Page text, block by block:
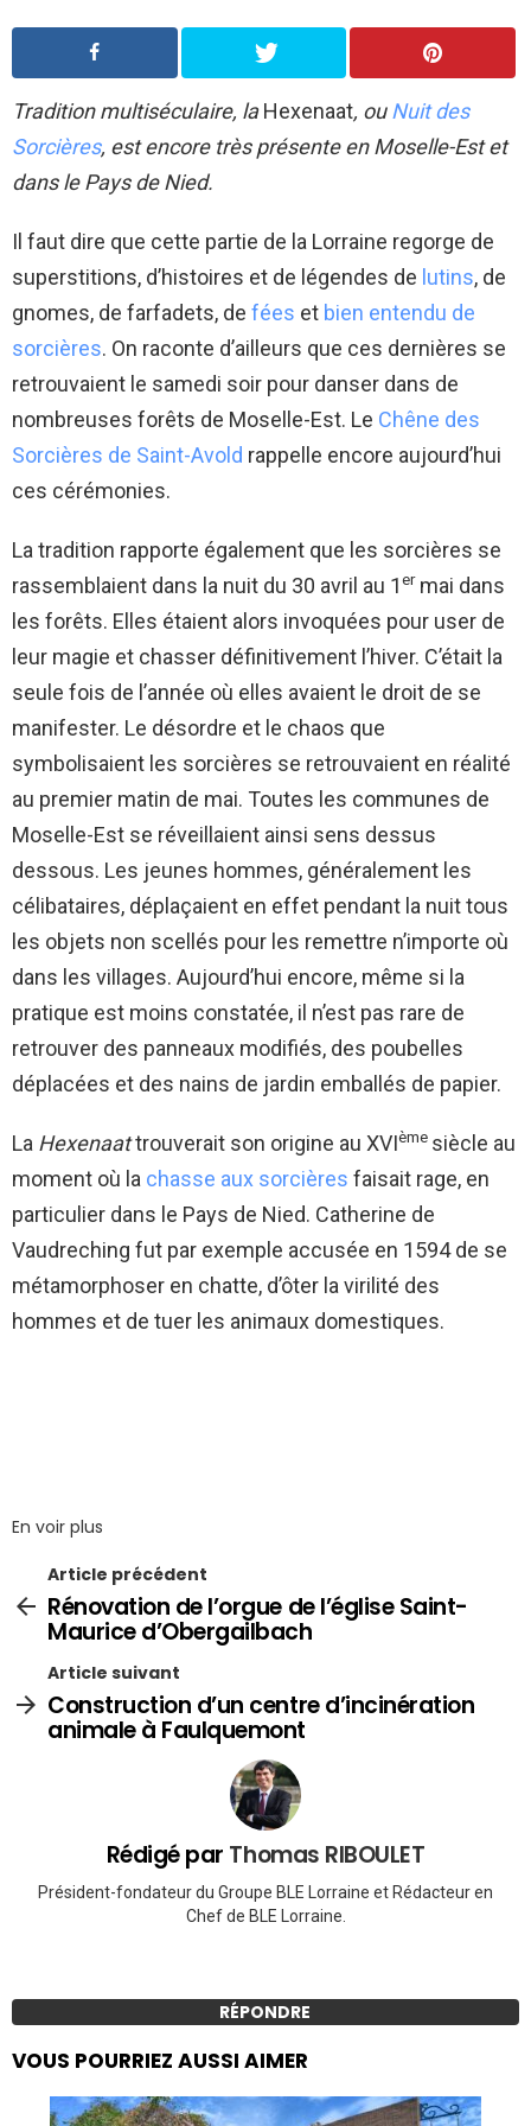
Tradition multiséculaire, laHexenaat, ouNuit des
Sorcières, est encore très présente en Moselle-Est et
dans le Pays de Nied.
Il faut dire que cette partie de la Lorraine regorge de
superstitions, d’histoires et de légendes de lutins, de
gnomes, de farfadets, de fées et bien entendu de
sorcières. On raconte d’ailleurs que ces dernières se
retrouvaient le samedi soir pour danser dans de
nombreuses forêts de Moselle-Est. Le Chêne des
Sorcières de Saint-Avold rappelle encore aujourd’hui
ces cérémonies.
La tradition rapporte également que les sorcières se
rassemblaient dans la nuit du 30 avril au 1ermai dans
les forêts. Elles étaient alors invoquées pour user de
leur magie et chasser définitivement l’hiver. C’était la
seule fois de l’année où elles avaient le droit de se
manifester. Le désordre et le chaos que
symbolisaient les sorcières se retrouvaient en réalité
au premier matin de mai. Toutes les communes de
Moselle-Est se réveillaient ainsi sens dessus
dessous. Les jeunes hommes, généralement les
célibataires, déplaçaient en effet pendant la nuit tous
les objets non scellés pour les remettre n’importe où
dans les villages. Aujourd’hui encore, même si la
pratique est moins constatée, il n’est pas rare de
retrouver des panneaux modifiés, des poubelles
déplacées et des nains de jardin emballés de papier.
La Hexenaattrouverait son origine au XVIème siècle au
moment où la chasse aux sorcières faisait rage, en
particulier dans le Pays de Nied. Catherine de
Vaudreching fut par exemple accusée en 1594 de se
métamorphoser en chatte, d’ôter la virilité des
hommes et de tuer les animaux domestiques.
En voir plus
Article précédent
Rénovation de l’orgue de l’église Saint-
Maurice d’Obergailbach
Article suivant
Construction d’un centre d’incinération
animale à Faulquemont
Rédigé par Thomas RIBOULET
Président-fondateur du Groupe BLE Lorraine et Rédacteur en
Chef de BLE Lorraine.
RÉPONDRE
VOUS POURRIEZ AUSSI AIMER